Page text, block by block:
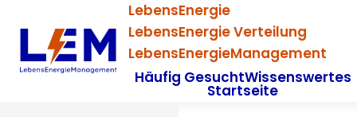
LebensEnergie
LebensEnergie Verteilung
LebensEnergieManagement
Häufig GesuchtWissenswertes
Startseite